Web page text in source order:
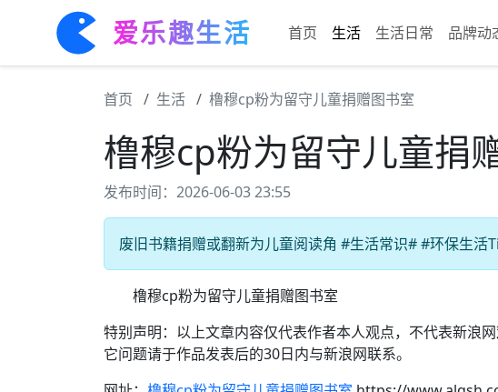
爱乐趣生活 首页 生活 生活日常 品牌动
首页 生活 橹穆cp粉为留守儿童捐赠图书室
橹穆cp粉为留守儿童捐
发布时间：2026-06-03 23:55
废旧书籍捐赠或翻新为儿童阅读角 #生活常识# #环保生活
橹穆cp粉为留守儿童捐赠图书室
特别声明：以上文章内容仅代表作者本人观点，不代表新浪
它问题请于作品发表后的30日内与新浪网联系。